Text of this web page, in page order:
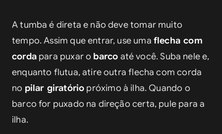
A tumba é direta e não deve tomar muito
tempo. Assim que entrar, use uma flecha com
corda para puxar o barco até você. Suba nele e,
enquanto flutua, atire outra flecha com corda
no pilar giratório próximo à ilha. Quando o
barco for puxado na direção certa, pule para a
ilha.